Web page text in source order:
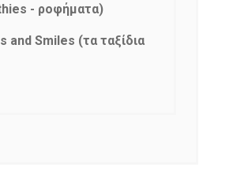
- ροφήματα)
and Smiles (τα ταξίδια